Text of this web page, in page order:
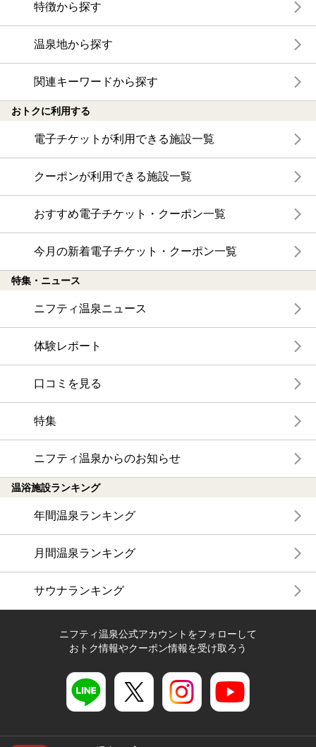
特徴から探す
温泉地から探す
関連キーワードから探す
おトクに利用する
電子チケットが利用できる施設一覧
クーポンが利用できる施設一覧
おすすめ電子チケット・クーポン一覧
今月の新着電子チケット・クーポン一覧
特集・ニュース
ニフティ温泉ニュース
体験レポート
口コミを見る
特集
ニフティ温泉からのお知らせ
温浴施設ランキング
年間温泉ランキング
月間温泉ランキング
サウナランキング
ニフティ温泉公式アカウントをフォローして
おトク情報やクーポン情報を受け取ろう